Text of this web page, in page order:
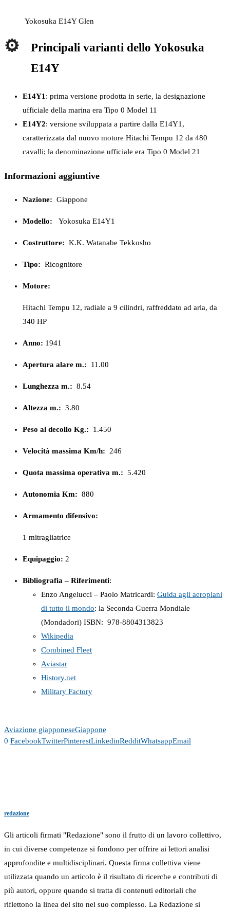
Yokosuka E14Y Glen
Principali varianti dello Yokosuka
E14Y
E14Y1 : prima versione prodotta in serie, la designazione
ufficiale della marina era Tipo 0 Model 11
E14Y2: versione sviluppata a partire dalla E14Y1,
caratterizzata dal nuovo motore Hitachi Tempu 12 da 480
cavalli; la denominazione ufficiale era Tipo 0 Model 21
Informazioni aggiuntive
Nazione: Giappone
Modello: Yokosuka E14Y1
Costruttore: K.K. Watanabe Tekkosho
Tipo: Ricognitore
Motore:
Hitachi Tempu 12, radiale a 9 cilindri, raffreddato ad aria, da
340 HP
Anno: 1941
Apertura alare m.: 11.00
Lunghezza m.: 8.54
Altezza m.: 3.80
Peso al decollo Kg.: 1.450
Velocità massima Km/h: 246
Quota massima operativa m.: 5.420
Autonomia Km: 880
Armamento difensivo:
1 mitragliatrice
Equipaggio: 2
Bibliografia – Riferimenti:
Enzo Angelucci – Paolo Matricardi: Guida agli aeroplani
di tutto il mondo: la Seconda Guerra Mondiale
(Mondadori) ISBN: ‎ 978-8804313823
Wikipedia
Combined Fleet
Aviastar
History.net
Military Factory
Aviazione giapponeseGiappone
0 FacebookTwitterPinterestLinkedinRedditWhatsappEmail
redazione
Gli articoli firmati "Redazione" sono il frutto di un lavoro collettivo,
in cui diverse competenze si fondono per offrire ai lettori analisi
approfondite e multidisciplinari. Questa firma collettiva viene
utilizzata quando un articolo è il risultato di ricerche e contributi di
più autori, oppure quando si tratta di contenuti editoriali che
riflettono la linea del sito nel suo complesso. La Redazione si